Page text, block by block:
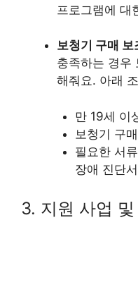
프로그램에 대
보청기 구매 보
충족하는 경우
해줘요. 아래
만 19세 이
보청기 구
필요한 서
장애 진단
3. 지원 사업